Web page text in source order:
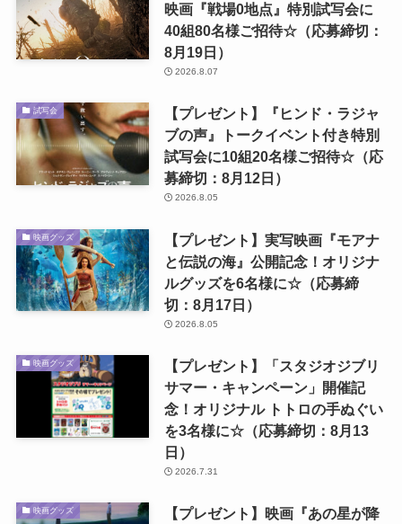
映画『戦場0地点』特別試写会に
40組80名様ご招待☆（応募締切：
8月19日）
2026.8.07
試写会
【プレゼント】『ヒンド・ラジャ
ブの声』トークイベント付き特別
試写会に10組20名様ご招待☆（応
募締切：8月12日）
2026.8.05
映画グッズ
【プレゼント】実写映画『モアナ
と伝説の海』公開記念！オリジナ
ルグッズを6名様に☆（応募締
切：8月17日）
2026.8.05
映画グッズ
【プレゼント】「スタジオジブリ
サマー・キャンペーン」開催記
念！オリジナル トトロの手ぬぐい
を3名様に☆（応募締切：8月13
日）
2026.7.31
映画グッズ 【プレゼント】映画『あの星が降